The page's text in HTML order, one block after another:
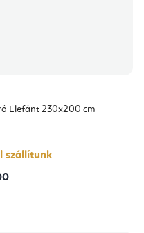
Elefánt 230x200 cm
szállítunk